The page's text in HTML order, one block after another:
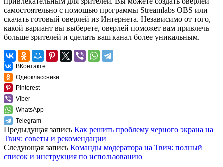
самостоятельно с помощью программы Streamlabs OBS или
скачать готовый оверлей из Интернета. Независимо от того,
какой вариант вы выберете, оверлей поможет вам привлечь
больше зрителей и сделать ваш канал более уникальным.
ВКонтакте
Одноклассники
Pinterest
Viber
WhatsApp
Telegram
Предыдущая запись Как решить проблему черного экрана на
Твич: советы и рекомендации
Следующая запись Команды модератора на Твич: полный
список и инструкция по использованию